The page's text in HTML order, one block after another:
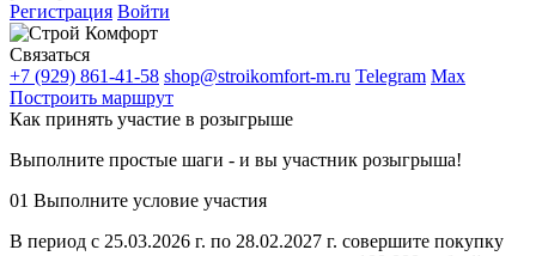
Регистрация Войти
Связаться
+7 (929) 861-41-58 shop@stroikomfort-m.ru Telegram Max
Построить маршрут
Как принять участие в розыгрыше
Выполните простые шаги - и вы участник розыгрыша!
01 Выполните условие участия
В период с 25.03.2026 г. по 28.02.2027 г. совершите покупку